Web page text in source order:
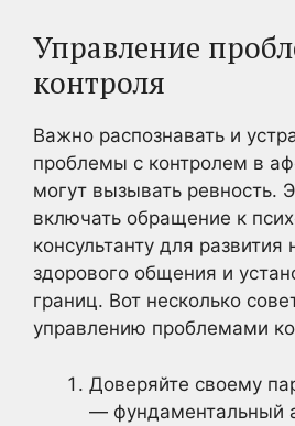
Управление
контроля
Важно распознавать и
проблемы с контролем в
могут вызывать ревность.
включать обращение к
консультанту для развития
здорового общения и
границ. Вот несколько
управлению проблемами
Доверяйте своему
— фундаментальный